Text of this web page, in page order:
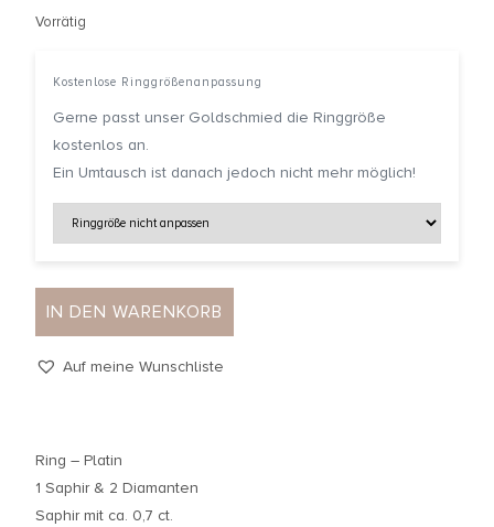
Vorrätig
Kostenlose Ringgrößenanpassung
Gerne passt unser Goldschmied die Ringgröße
kostenlos an.
Ein Umtausch ist danach jedoch nicht mehr möglich!
IN DEN WARENKORB
Auf meine Wunschliste
Ring – Platin
1 Saphir & 2 Diamanten
Saphir mit ca. 0,7 ct.